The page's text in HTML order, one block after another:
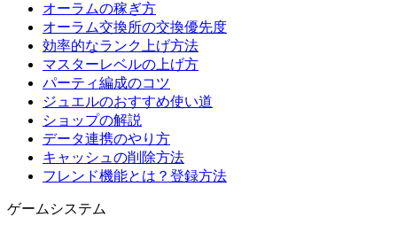
オーラムの稼ぎ方
オーラム交換所の交換優先度
効率的なランク上げ方法
マスターレベルの上げ方
パーティ編成のコツ
ジュエルのおすすめ使い道
ショップの解説
データ連携のやり方
キャッシュの削除方法
フレンド機能とは？登録方法
ゲームシステム